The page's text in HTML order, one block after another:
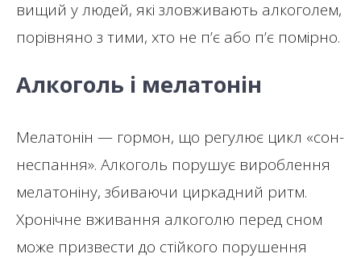
вищий у людей, які зловживають алкоголем,
порівняно з тими, хто не п’є або п’є помірно.
Алкоголь і мелатонін
Мелатонін — гормон, що регулює цикл «сон-
неспання». Алкоголь порушує вироблення
мелатоніну, збиваючи циркадний ритм.
Хронічне вживання алкоголю перед сном
може призвести до стійкого порушення